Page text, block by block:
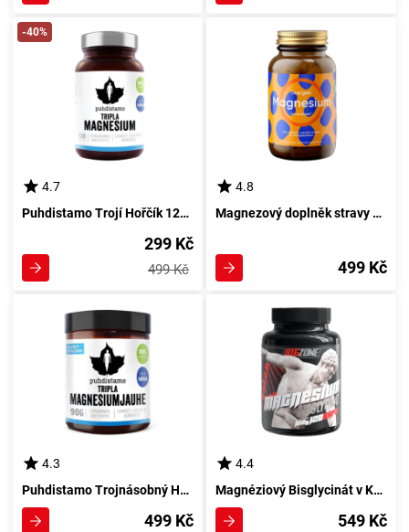
-40%
4.7
Puhdistamo Trojí Hořčík 120 tobolek
299 Kč
499 Kč
4.8
Magnezový doplněk stravy s Bioperinem 60 tobolkami - Vysoká účinnost a lepší vstřebatelnost
499 Kč
4.3
Puhdistamo Trojnásobný Hořčík 90 g
499 Kč
4.4
Magnéziový Bisglycinát v Kapslích 120 od Big Zone
549 Kč